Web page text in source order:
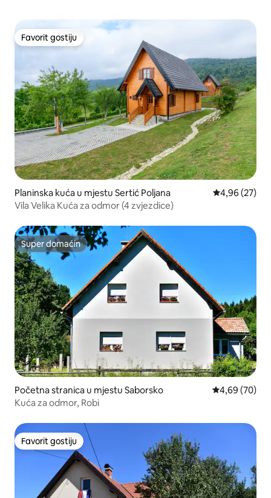
Favorit gostiju
Favorit gostiju
Planinska kuća u mjestu Sertić Poljana prosječna
4,96 (27)
Vila Velika Kuća za odmor (4 zvjezdice)
Super domaćin
Super domaćin
Početna stranica u mjestu Saborsko prosječna
4,69 (70)
Kuća za odmor, Robi
Favorit gostiju
Favorit gostiju